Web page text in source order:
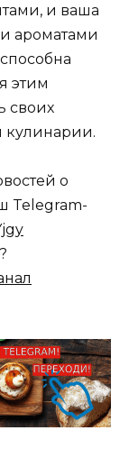
и ваша
ароматами
этим
своих
о
Telegram-